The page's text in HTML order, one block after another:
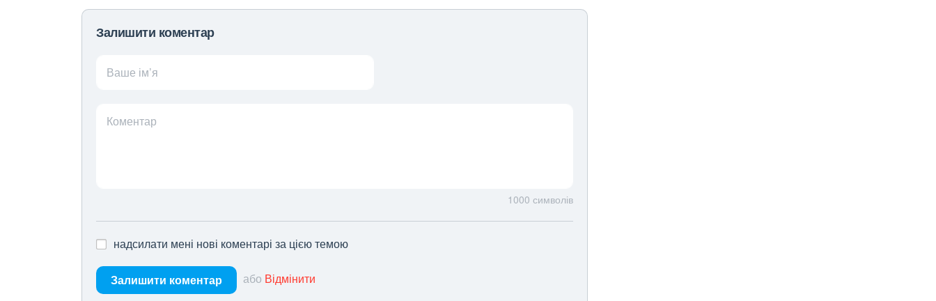
Залишити коментар
Ваше ім’я
Коментар
1000 символів
надсилати мені нові коментарі за цією темою
Залишити коментар або Відмінити